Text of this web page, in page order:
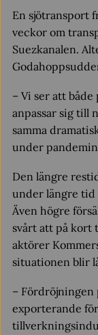
En sjötransport
veckor om
Suezkanalen.
– Vi ser att
anpassar sig till
samma
under
Den längre
under längre
Även högre
svårt att på kort
aktörer
situationen blir
– Fördröjningen
exporterande